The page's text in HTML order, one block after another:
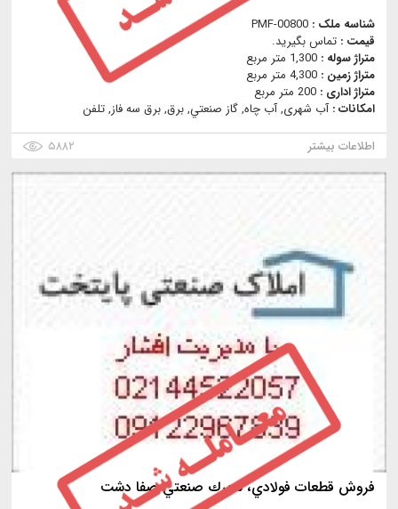
شناسه ملک : PMF-00800
قیمت : تماس بگیرید.
متراژ سوله : 1,300 متر مربع
متراژ زمین : 4,300 متر مربع
متراژ اداری : 200 متر مربع
امکانات :آب شهری, آب چاه, گاز صنعتي, برق, برق سه فاز, تلفن
اطلاعات بیشتر
۵۸۸۲
فروش قطعات فولادي، شهرك صنعتي صفا دشت